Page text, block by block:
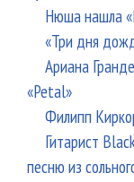
Нюша нашла
«Три дня
Ариана
«Petal»
Филипп
Гитарист
песню из